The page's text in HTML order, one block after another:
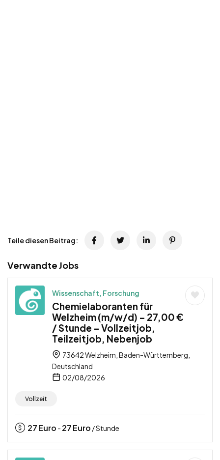
Teile diesen Beitrag:
Verwandte Jobs
Wissenschaft, Forschung
Chemielaboranten für
Welzheim (m/w/d) – 27,00 €
/ Stunde – Vollzeitjob,
Teilzeitjob, Nebenjob
73642 Welzheim, Baden-Württemberg,
Deutschland
02/08/2026
Vollzeit
27Euro - 27Euro / Stunde